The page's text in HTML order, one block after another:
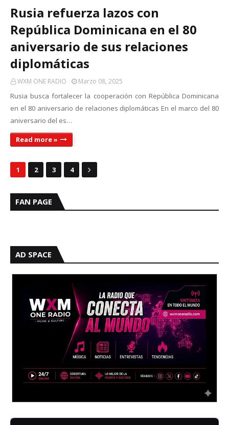
Rusia refuerza lazos con
República Dominicana en el 80
aniversario de sus relaciones
diplomáticas
WXM ONE RADIO Marzo 08, 2025
Rusia busca fortalecer la cooperación con República Dominicana
en el 80 aniversario de relaciones diplomáticas En el marco del 80
aniversario del es…
Read more »
1 2 3 4
FAN PAGE
AD SPACE